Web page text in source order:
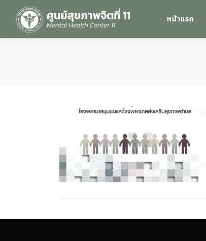
หน้าแรก